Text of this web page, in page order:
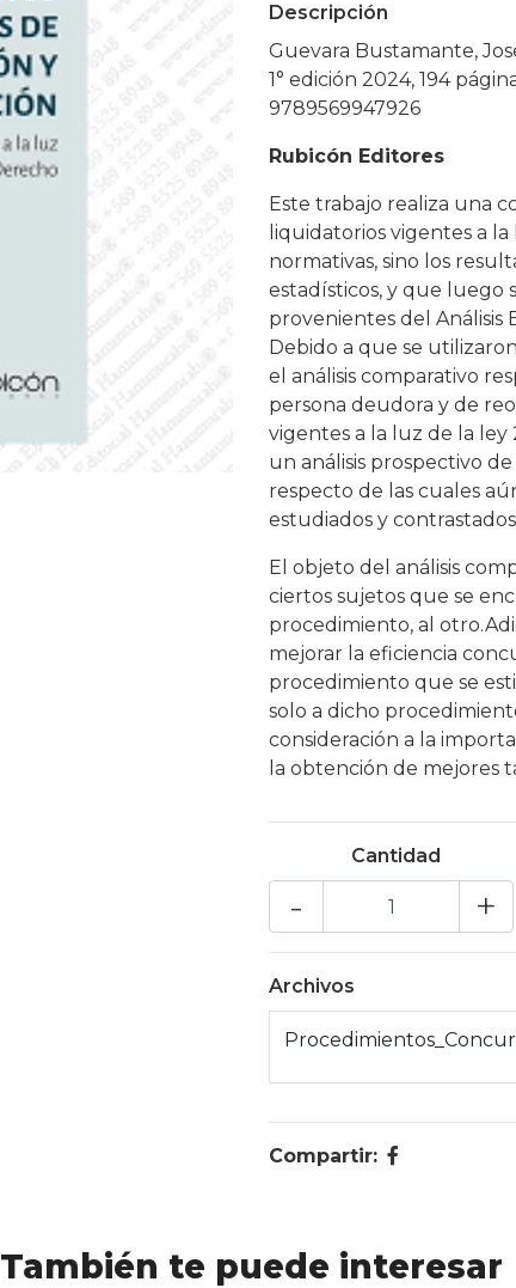
Descripción
Guevara Bustamante,
1° edición 2024, 194
9789569947926
Rubicón Editores
Este trabajo realiza una
liquidatorios vigentes a
normativas, sino los
estadísticos, y que luego
provenientes del Análisis
Debido a que se
el análisis comparativo
persona deudora y de
vigentes a la luz de la ley
un análisis prospectivo
respecto de las cuales
estudiados y
El objeto del análisis
ciertos sujetos que se
procedimiento, al
mejorar la eficiencia
procedimiento que se
solo a dicho
consideración a la
la obtención de mejores
Cantidad
+
-
Archivos
Compartir:
También te puede interesar